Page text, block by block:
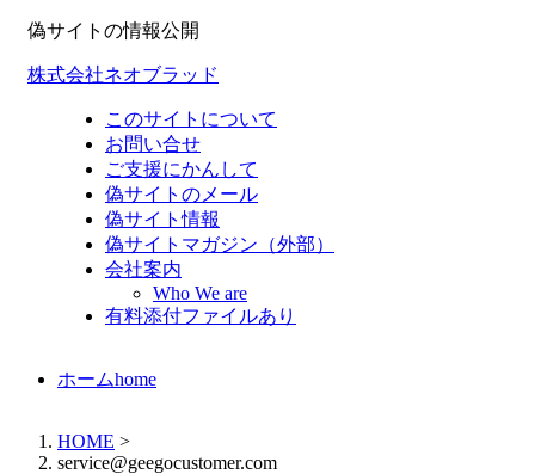
偽サイトの情報公開
株式会社ネオブラッド
このサイトについて
お問い合せ
ご支援にかんして
偽サイトのメール
偽サイト情報
偽サイトマガジン（外部）
会社案内
Who We are
有料添付ファイルあり
ホームhome
HOME >
service@geegocustomer.com